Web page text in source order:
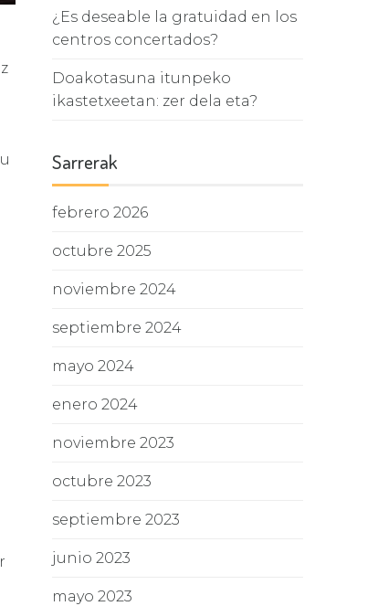
¿Es deseable la gratuidad en los
centros concertados?
Doakotasuna itunpeko
ikastetxeetan: zer dela eta?
Sarrerak
febrero 2026
octubre 2025
noviembre 2024
septiembre 2024
mayo 2024
enero 2024
noviembre 2023
octubre 2023
septiembre 2023
junio 2023
mayo 2023